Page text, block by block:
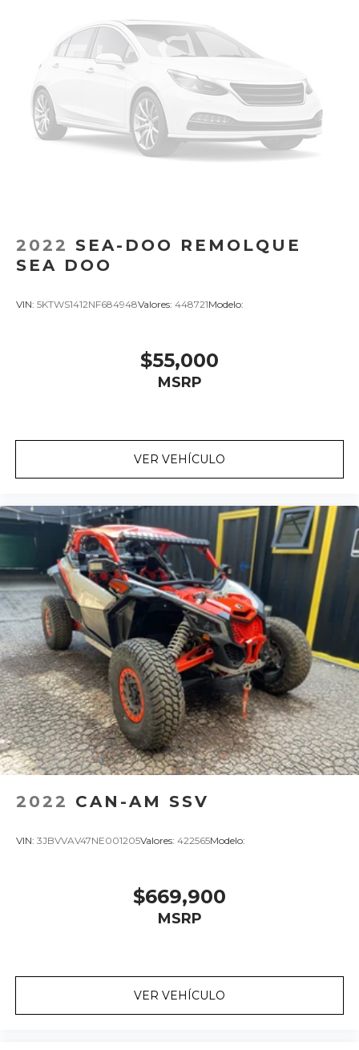
2022 SEA-DOO REMOLQUE
SEA DOO
VIN: 5KTWS1412NF684948Valores: 448721Modelo:
$55,000
MSRP
VER VEHÍCULO
2022 CAN-AM SSV
VIN: 3JBVVAV47NE001205Valores: 422565Modelo:
$669,900
MSRP
VER VEHÍCULO